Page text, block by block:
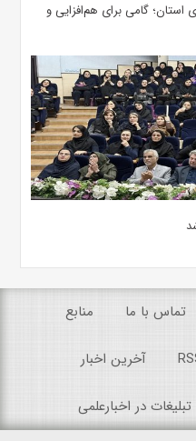
استان؛ گامی برای هم‌افزایی و
تماس با ما منابع
آخرین اخبار
تبلیغات در اخبارعلمی